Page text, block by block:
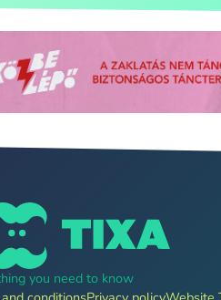
you need to know